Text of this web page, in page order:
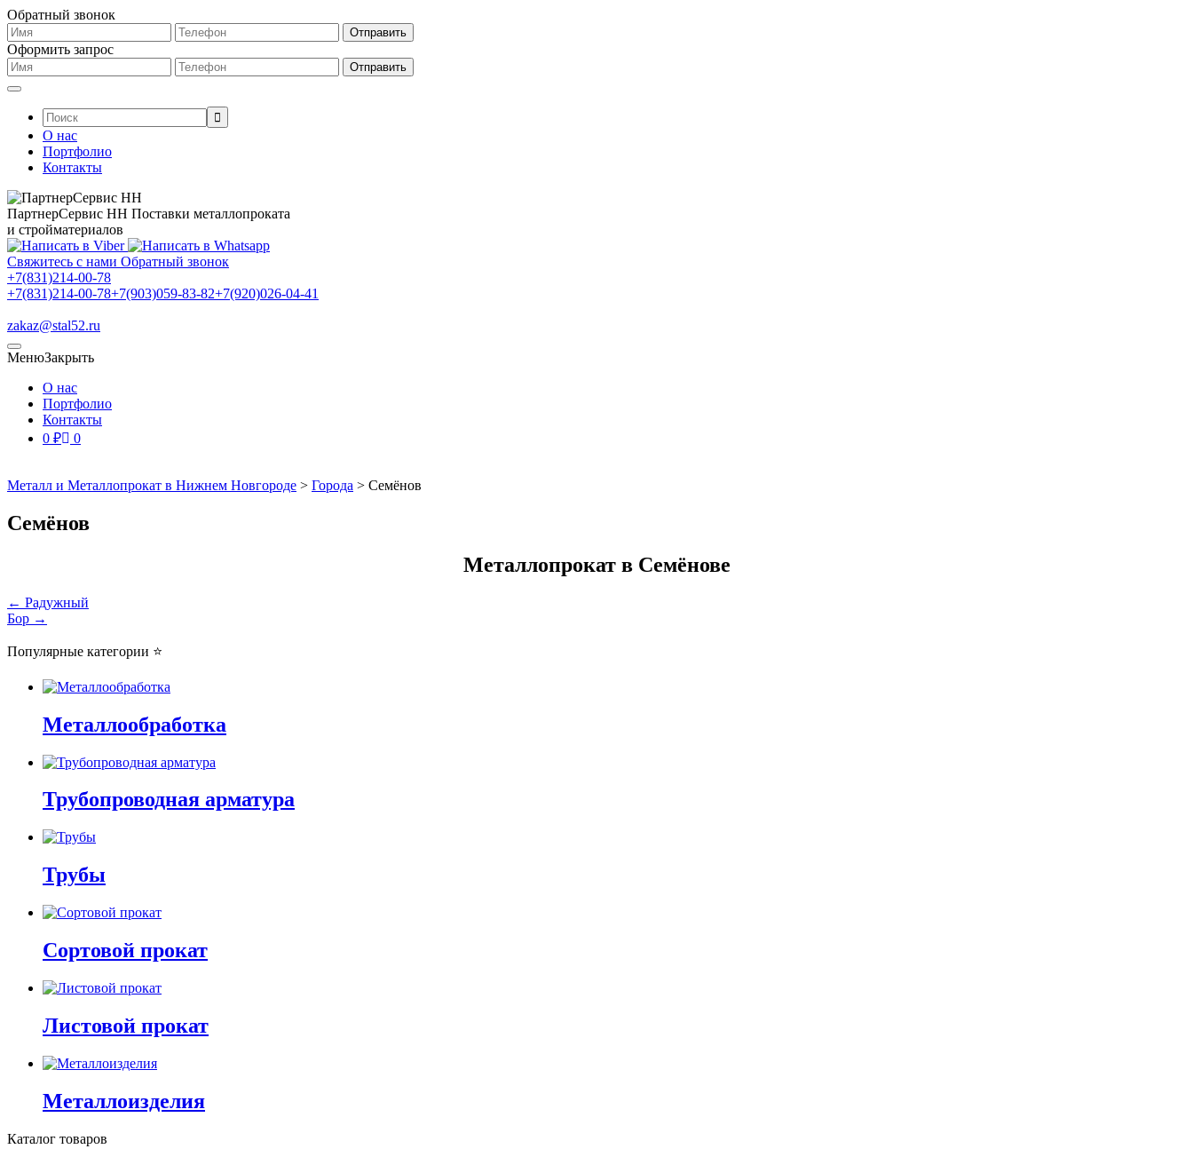
Обратный звонок
Оформить запрос
Поиск:
О нас
Портфолио
Контакты
ПартнерСервис НН Поставки металлопроката
и стройматериалов
Свяжитесь с нами Обратный звонок
+7(831)214-00-78
+7(831)214-00-78+7(903)059-83-82+7(920)026-04-41
zakaz@stal52.ru
МенюЗакрыть
О нас
Портфолио
Контакты
0 ₽ 0
Металл и Металлопрокат в Нижнем Новгороде > Города > Семёнов
Семёнов
Металлопрокат в Семёнове
Навигация
по
записям
← Радужный
Бор →
Популярные категории ⭐
Металлообработка
Трубопроводная арматура
Трубы
Сортовой прокат
Листовой прокат
Металлоизделия
Каталог товаров